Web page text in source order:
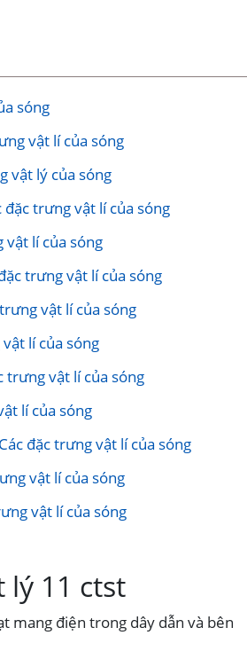
sóng
vật lí của sóng
vật lý của sóng
trưng vật lí của sóng
vật lí của sóng
trưng vật lí của sóng
vật lí của sóng
lí của sóng
trưng vật lí của sóng
lí của sóng
đặc trưng vật lí của sóng
vật lí của sóng
vật lí của sóng
lý 11 ctst
mang điện trong dây dẫn và bên